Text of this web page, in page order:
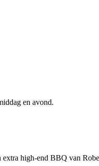
en avond.
extra high-end BBQ van